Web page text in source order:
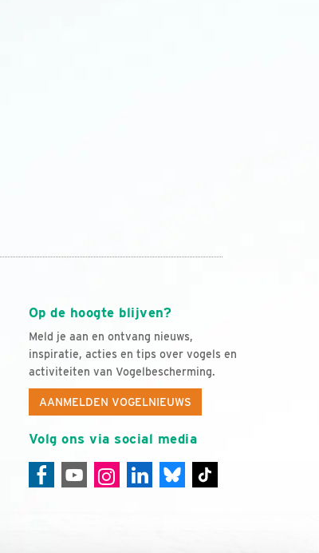
Op de hoogte blijven?
Meld je aan en ontvang nieuws,
inspiratie, acties en tips over vogels en
activiteiten van Vogelbescherming.
AANMELDEN VOGELNIEUWS
Volg ons via social media